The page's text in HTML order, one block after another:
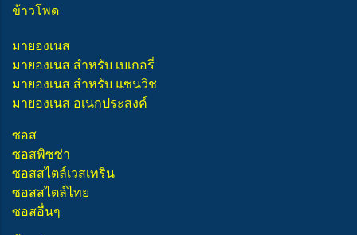
ข้าวโพด
มายองเนส
มายองเนส สำหรับ เบเกอรี่
มายองเนส สำหรับ แซนวิช
มายองเนส อเนกประสงค์
ซอส
ซอสพิซซ่า
ซอสสไตล์เวสเทริน
ซอสสไตล์ไทย
ซอสอื่นๆ